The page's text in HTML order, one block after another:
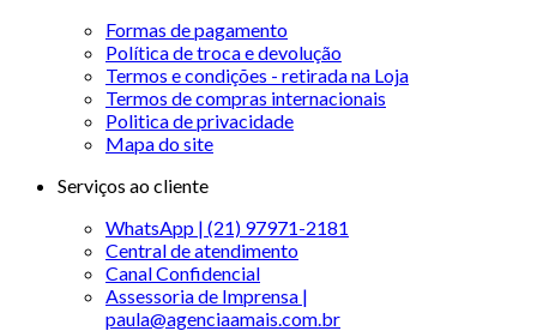
Formas de pagamento
Política de troca e devolução
Termos e condições - retirada na Loja
Termos de compras internacionais
Politica de privacidade
Mapa do site
Serviços ao cliente
WhatsApp | (21) 97971-2181
Central de atendimento
Canal Confidencial
Assessoria de Imprensa |
paula@agenciaamais.com.br